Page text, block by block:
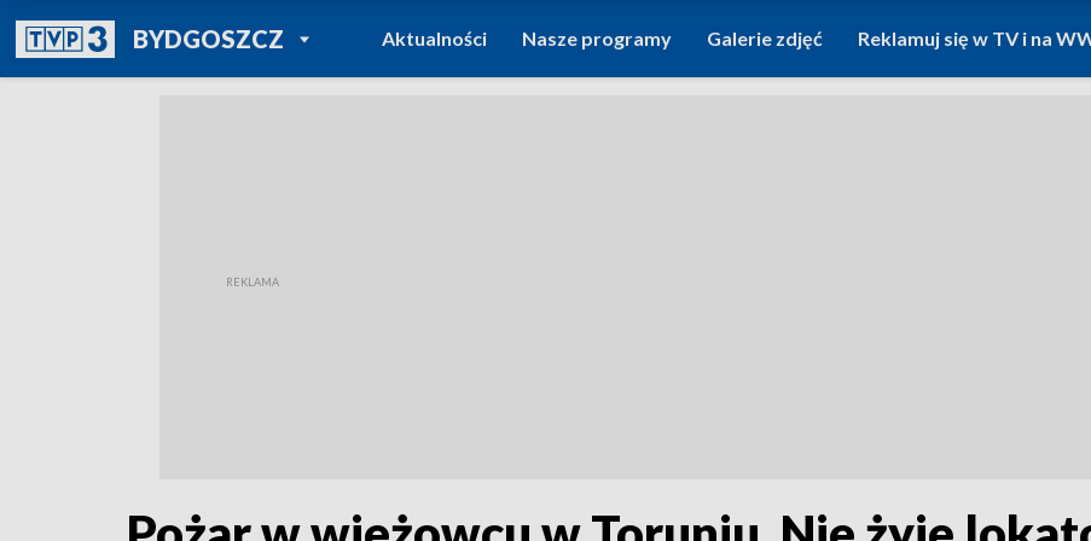
BYDGOSZCZPOWRÓT DO
TVP REGIONY
Aktualności Nasze programy Galerie zdjęć Reklamuj się w TV i na